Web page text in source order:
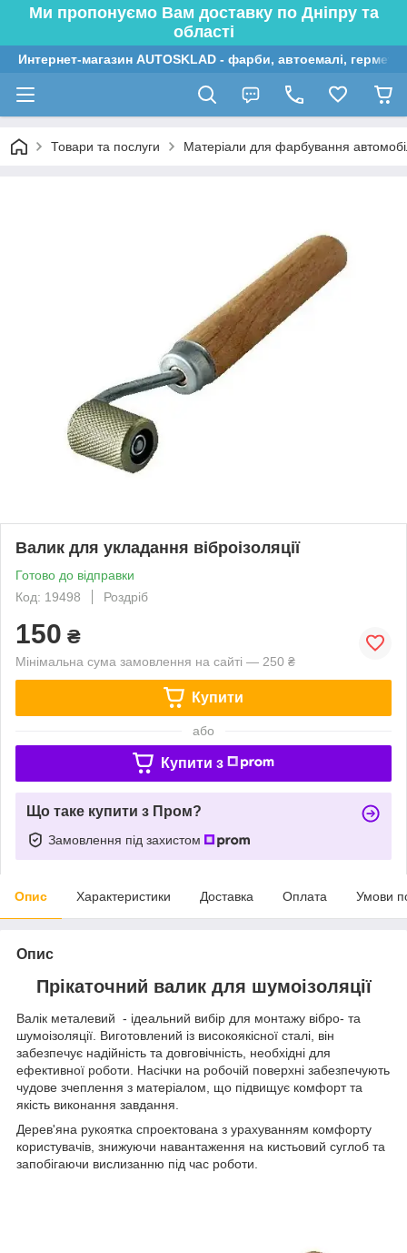
Ми пропонуємо Вам доставку по Дніпру та
області
Интернет-магазин AUTOSKLAD - фарби, автоемалі,
Товари та послуги Матеріали для фарбування
Валик для укладання віброізоляції
Готово до відправки
Код: 19498
Роздріб
150 ₴
Мінімальна сума замовлення на сайті — 250 ₴
Купити
або
Купити з
Що таке купити з Пром?
Замовлення під захистом
Опис Характеристики Доставка Оплата Умови
Опис
Прікаточний валик для шумоізоляції
Валік металевий - ідеальний вибір для монтажу вібро- та
шумоізоляції. Виготовлений із високоякісної сталі, він
забезпечує надійність та довговічність, необхідні для
ефективної роботи. Насічки на робочій поверхні забезпечують
чудове зчеплення з матеріалом, що підвищує комфорт та
якість виконання завдання.
Дерев'яна рукоятка спроектована з урахуванням комфорту
користувачів, знижуючи навантаження на кистьовий суглоб та
запобігаючи вислизанню під час роботи.